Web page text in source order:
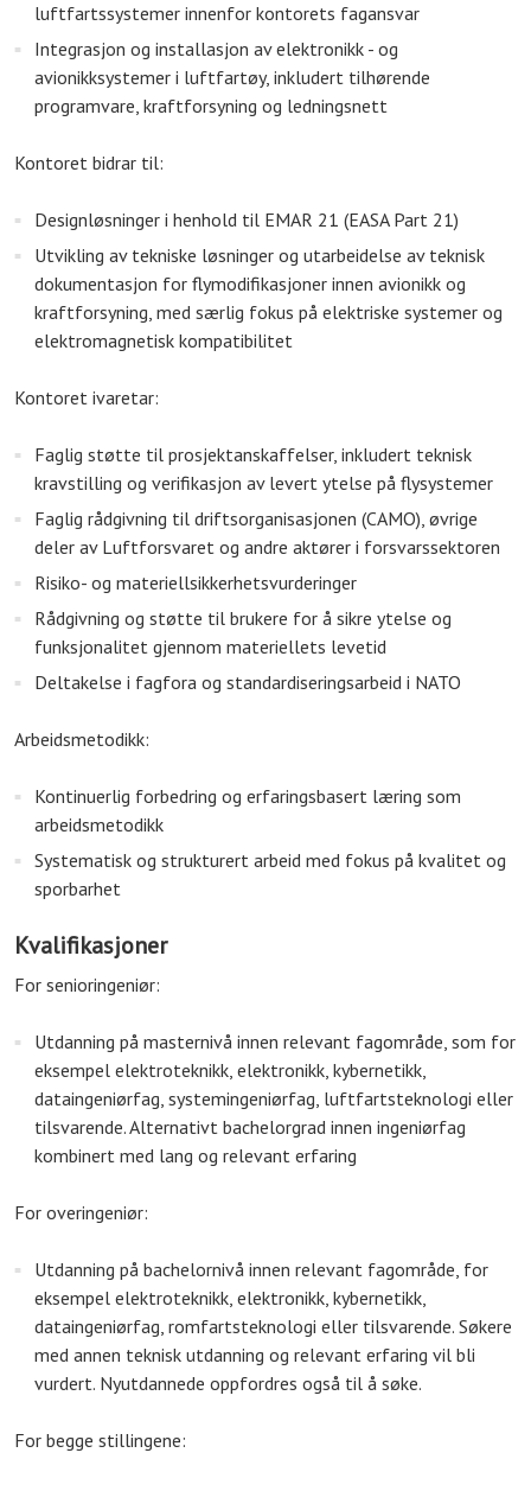
luftfartssystemer innenfor kontorets fagansvar
Integrasjon og installasjon av elektronikk - og
avionikksystemer i luftfartøy, inkludert tilhørende
programvare, kraftforsyning og ledningsnett
Kontoret bidrar til:
Designløsninger i henhold til EMAR 21 (EASA Part 21)
Utvikling av tekniske løsninger og utarbeidelse av teknisk
dokumentasjon for flymodifikasjoner innen avionikk og
kraftforsyning, med særlig fokus på elektriske systemer og
elektromagnetisk kompatibilitet
Kontoret ivaretar:
Faglig støtte til prosjektanskaffelser, inkludert teknisk
kravstilling og verifikasjon av levert ytelse på flysystemer
Faglig rådgivning til driftsorganisasjonen (CAMO), øvrige
deler av Luftforsvaret og andre aktører i forsvarssektoren
Risiko- og materiellsikkerhetsvurderinger
Rådgivning og støtte til brukere for å sikre ytelse og
funksjonalitet gjennom materiellets levetid
Deltakelse i fagfora og standardiseringsarbeid i NATO
Arbeidsmetodikk:
Kontinuerlig forbedring og erfaringsbasert læring som
arbeidsmetodikk
Systematisk og strukturert arbeid med fokus på kvalitet og
sporbarhet
Kvalifikasjoner
For senioringeniør:
Utdanning på masternivå innen relevant fagområde, som for
eksempel elektroteknikk, elektronikk, kybernetikk,
dataingeniørfag, systemingeniørfag, luftfartsteknologi eller
tilsvarende. Alternativt bachelorgrad innen ingeniørfag
kombinert med lang og relevant erfaring
For overingeniør:
Utdanning på bachelornivå innen relevant fagområde, for
eksempel elektroteknikk, elektronikk, kybernetikk,
dataingeniørfag, romfartsteknologi eller tilsvarende. Søkere
med annen teknisk utdanning og relevant erfaring vil bli
vurdert. Nyutdannede oppfordres også til å søke.
For begge stillingene: